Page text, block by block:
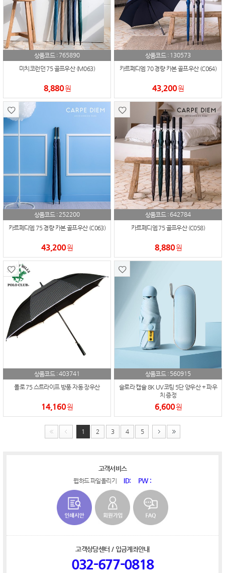
상품코드 : 765890
미치코런던 75 골프우산 (M063)
8,880원
상품코드 : 130573
카르페디엠 70 경량 카본 골프우산 (C064)
43,200원
상품코드 :252200
카르페디엠 75 경량 카본 골프우산 (C063)
43,200원
상품코드 : 642784
카르페디엠 75 골프우산 (C058)
8,880원
상품코드 :403741
폴로 75 스트라이프 방풍 자동 장우산
14,160원
상품코드 : 560915
슬로라 캡슐 8K UV코팅 5단 양우산 + 파우
치 증정
6,600원
1 2 3 4 5
고객서비스
웹하드 파일올리기 ID: PW :
고객상담센터 / 입금계좌안내
032-677-0818